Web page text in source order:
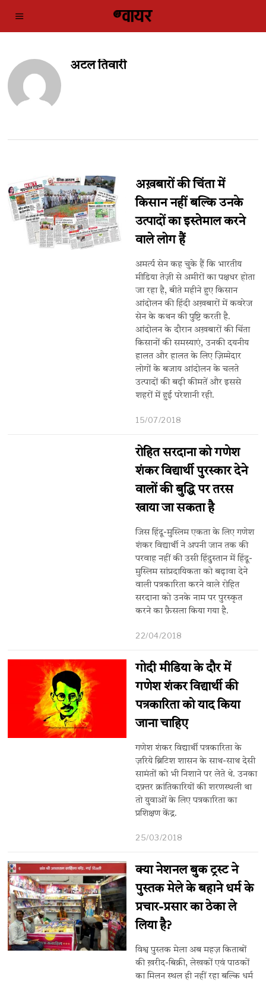
अटल तिवारी
अख़बारों की चिंता में
किसान नहीं बल्कि उनके
उत्पादों का इस्तेमाल करने
वाले लोग हैं
अमर्त्य सेन कह चुके हैं कि भारतीय
मीडिया तेज़ी से अमीरों का पक्षधर होता
जा रहा है, बीते महीने हुए किसान
आंदोलन की हिंदी अख़बारों में कवरेज
सेन के कथन की पुष्टि करती है.
आंदोलन के दौरान अख़बारों की चिंता
किसानों की समस्याएं, उनकी दयनीय
हालत और हालत के लिए ज़िम्मेदार
लोगों के बजाय आंदोलन के चलते
उत्पादों की बढ़ी कीमतें और इससे
शहरों में हुई परेशानी रही.
15/07/2018
रोहित सरदाना को गणेश
शंकर विद्यार्थी पुरस्कार देने
वालों की बुद्धि पर तरस
खाया जा सकता है
जिस हिंदू-मुस्लिम एकता के लिए गणेश
शंकर विद्यार्थी ने अपनी जान तक की
परवाह नहीं की उसी हिंदुस्तान में हिंदू-
मुस्लिम सांप्रदायिकता को बढ़ावा देने
वाली पत्रकारिता करने वाले रोहित
सरदाना को उनके नाम पर पुरस्कृत
करने का फ़ैसला किया गया है.
22/04/2018
गोदी मीडिया के दौर में
गणेश शंकर विद्यार्थी की
पत्रकारिता को याद किया
जाना चाहिए
गणेश शंकर विद्यार्थी पत्रकारिता के
ज़रिये ब्रिटिश शासन के साथ-साथ देसी
सामंतों को भी निशाने पर लेते थे. उनका
दफ़्तर क्रांतिकारियों की शरणस्थली था
तो युवाओं के लिए पत्रकारिता का
प्रशिक्षण केंद्र.
25/03/2018
क्या नेशनल बुक ट्रस्ट ने
पुस्तक मेले के बहाने धर्म के
प्रचार-प्रसार का ठेका ले
लिया है?
विश्व पुस्तक मेला अब महज़ किताबों
की ख़रीद-बिक्री, लेखकों एवं पाठकों
का मिलन स्थल ही नहीं रहा बल्कि धर्म